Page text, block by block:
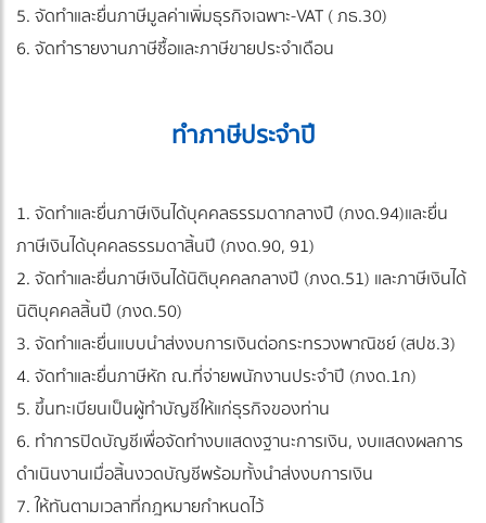
5. จัดทำและยื่นภาษีมูลค่าเพิ่มธุรกิจเฉพาะ-VAT ( ภธ.30)
6. จัดทำรายงานภาษีซื้อและภาษีขายประจำเดือน
ทำภาษีประจำปี
1. จัดทำและยื่นภาษีเงินได้บุคคลธรรมดากลางปี (ภงด.94)และยื่น
ภาษีเงินได้บุคคลธรรมดาสิ้นปี (ภงด.90, 91)
2. จัดทำและยื่นภาษีเงินได้นิติบุคคลกลางปี (ภงด.51) และภาษีเงินได้
นิติบุคคลสิ้นปี (ภงด.50)
3. จัดทำและยื่นแบบนำส่งงบการเงินต่อกระทรวงพาณิชย์ (สปช.3)
4. จัดทำและยื่นภาษีหัก ณ.ที่จ่ายพนักงานประจำปี (ภงด.1ก)
5. ขึ้นทะเบียนเป็นผู้ทำบัญชีให้แก่ธุรกิจของท่าน
6. ทำการปิดบัญชีเพื่อจัดทำงบแสดงฐานะการเงิน, งบแสดงผลการ
ดำเนินงานเมื่อสิ้นงวดบัญชีพร้อมทั้งนำส่งงบการเงิน
7. ให้ทันตามเวลาที่กฎหมายกำหนดไว้